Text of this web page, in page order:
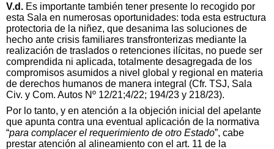
V.d. Es importante también tener presente lo recogido por
esta Sala en numerosas oportunidades: toda esta estructura
protectoria de la niñez, que desanima las soluciones de
hecho ante crisis familiares transfronterizas mediante la
realización de traslados o retenciones ilícitas, no puede ser
comprendida ni aplicada, totalmente desagregada de los
compromisos asumidos a nivel global y regional en materia
de derechos humanos de manera integral (Cfr. TSJ, Sala
Civ. y Com. Autos Nº 12/21;4/22; 194/23 y 218/23).
Por lo tanto, y en atención a la objeción inicial del apelante
que apunta contra una eventual aplicación de la normativa
“para complacer el requerimiento de otro Estado”, cabe
prestar atención al alineamiento con el art. 11 de la